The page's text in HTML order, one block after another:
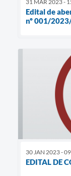
31 MAR 2023 -
Edital de
nº 001/
30 JAN 2023 -
EDITAL DE